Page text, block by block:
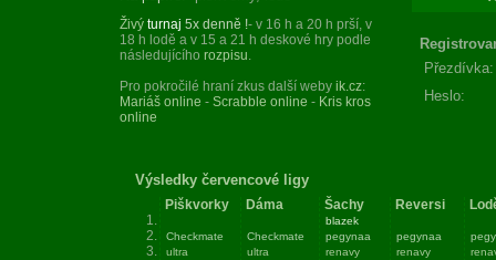
Živý turnaj 5x denně !- v 16 h a 20 h prší, v
18 h lodě a v 15 a 21 h deskové hry podle
následujícího rozpisu.
Pro pokročilé hraní zkus další weby ik.cz:
Mariáš online - Scrabble online - Kris kros
online
Přezdívka:
Heslo:
Výsledky červencové ligy
1.
2.
3.
Piškvorky
Checkmate
ultra
Dáma
Checkmate
ultra
Šachy
blazek
pegynaa
renavy
Reversi
pegynaa
renavy